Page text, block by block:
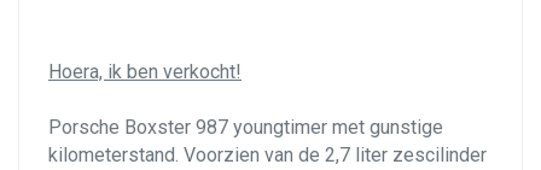
Lichtmetalen velgen 19"
Metaalkleur
Sportvelgen
Hoera, ik ben verkocht!
Porsche Boxster 987 youngtimer met gunstige
kilometerstand. Voorzien van de 2,7 liter zescilinder